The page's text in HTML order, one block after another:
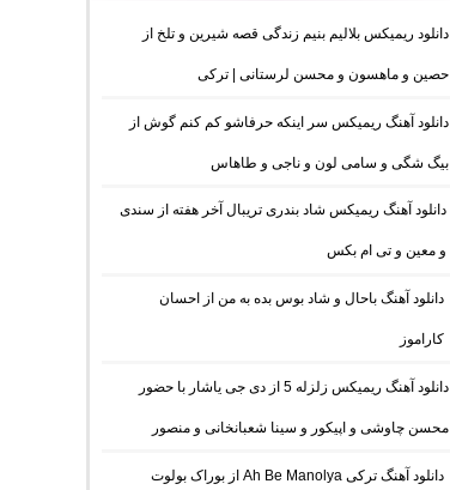
دانلود ریمیکس بلالیم بنیم زندگی قصه شیرین و تلخ از
حصین و ماهسون و محسن لرستانی | ترکی
دانلود آهنگ ریمیکس سر اینکه حرفاشو کم کنم گوش از
بیگ شگی و سامی لون و ناجی و طاهاس
دانلود آهنگ ریمیکس شاد بندری تریبال آخر هفته از سندی
و معین و تی ام بکس
دانلود آهنگ باحال و شاد بوس بده به من از احسان
کاراموز
دانلود آهنگ ریمیکس زلزله 5 از دی جی یاشار با حضور
محسن چاوشی و اپیکور و سینا شعبانخانی و منصور
دانلود آهنگ ترکی Ah Be Manolya از بوراک بولوت